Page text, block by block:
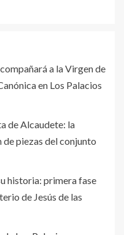
a la Virgen de
en Los Palacios
de Alcaudete: la
piezas del conjunto
historia: primera fase
de Jesús de las